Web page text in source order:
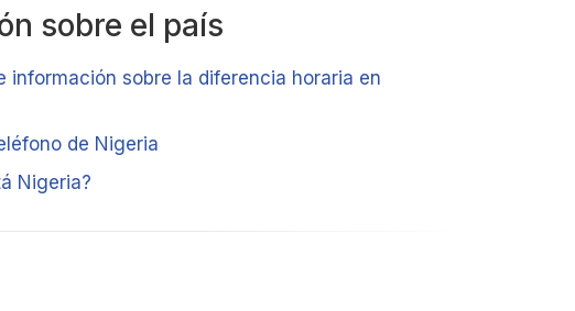
sobre el país
información sobre la diferencia horaria en
de Nigeria
Nigeria?